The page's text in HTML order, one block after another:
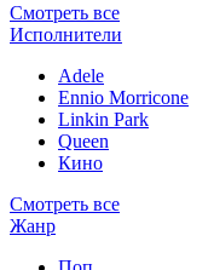
Смотреть все
Исполнители
Adele
Ennio Morricone
Linkin Park
Queen
Кино
Смотреть все
Жанр